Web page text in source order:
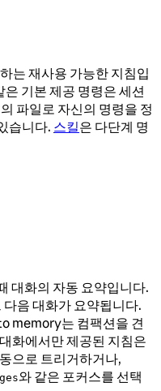
는 재사용 가능한 지침입
은 기본 제공 명령은 세션
의 파일로 자신의 명령을 정
습니다. 스킬은 다단계 명
대화의 자동 요약입니다.
음 대화가 요약됩니다.
memory는 컴팩션을 견
화에서만 제공된 지침은
으로 트리거하거나,
와 같은 포커스를 선택